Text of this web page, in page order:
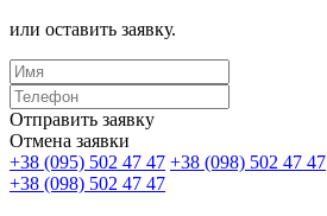
или оставить заявку.
Отправить заявку
Отмена заявки
+38 (095) 502 47 47 +38 (098) 502 47 47
+38 (098) 502 47 47